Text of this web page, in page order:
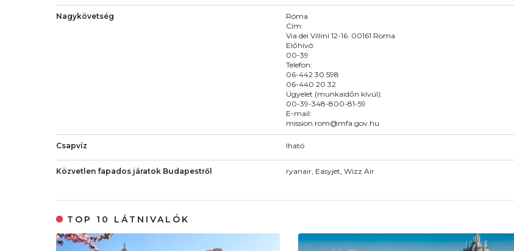
Nagykövetség
Róma
Cím:
Via dei Villini 12-16. 00161 Roma
Előhívó:
00-39
Telefon:
06-442 30 598
06-440 20 32
Ügyelet (munkaidőn kívül):
00-39-348-800-81-59
E-mail:
mission.rom@mfa.gov.hu
Csapvíz Iható
Közvetlen fapados járatok Budapestről ryanair, Easyjet, Wizz Air
TOP 10 LÁTNIVALÓK